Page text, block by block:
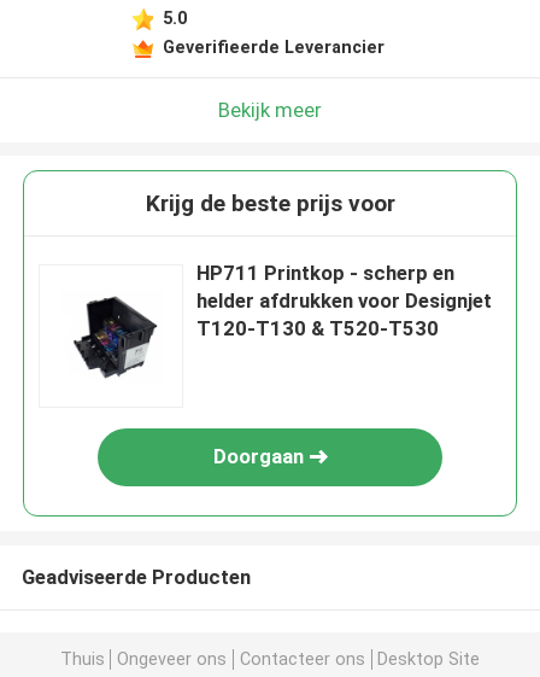
5.0
Geverifieerde Leverancier
Bekijk meer
Krijg de beste prijs voor
HP711 Printkop - scherp en
helder afdrukken voor Designjet
T120-T130 & T520-T530
Doorgaan
Geadviseerde Producten
Thuis Ongeveer ons Contacteer ons Desktop Site